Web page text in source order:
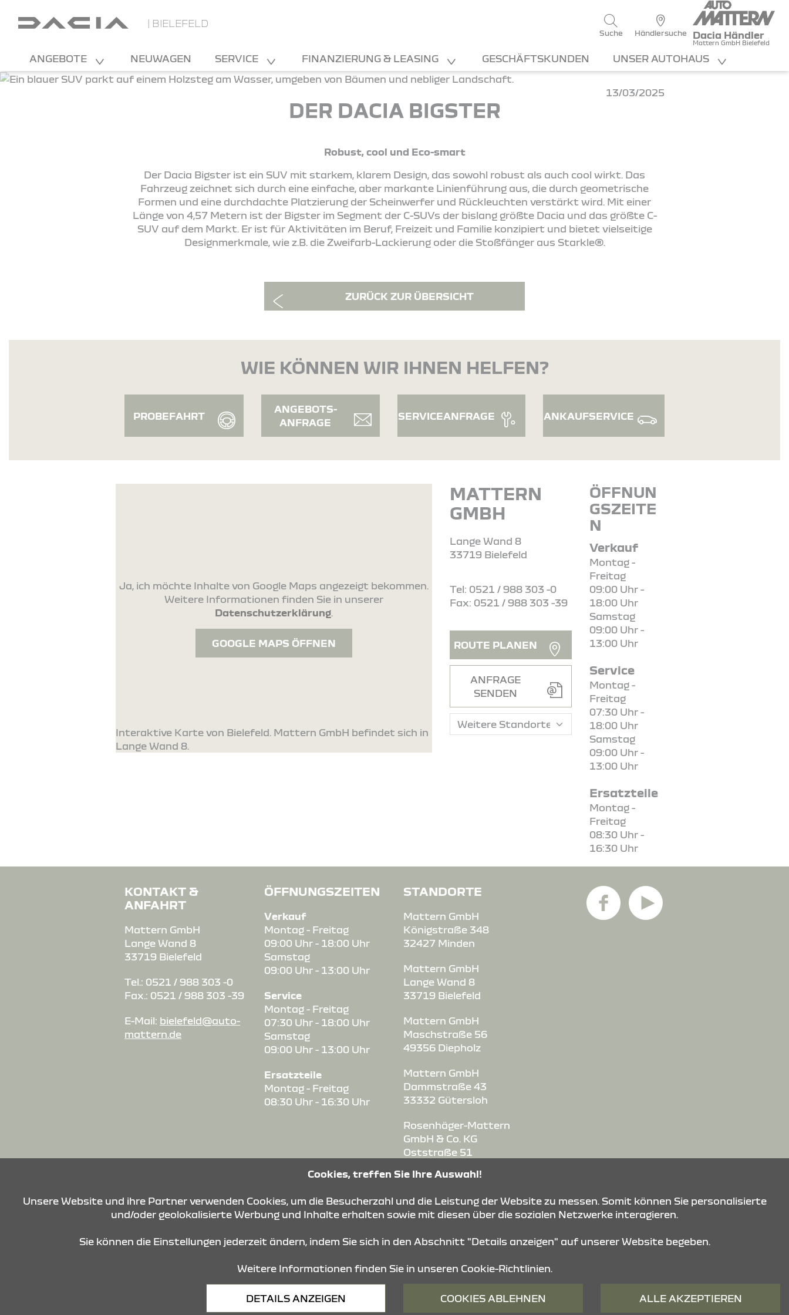
| BIELEFELD
Suche Händlersuche Dacia Händler
Mattern GmbH Bielefeld
ANGEBOTE NEUWAGEN SERVICE FINANZIERUNG & LEASING GESCHÄFTSKUNDEN UNSER AUTOHAUS
13/03/2025
DER DACIA BIGSTER
Robust, cool und Eco-smart
Der Dacia Bigster ist ein SUV mit starkem, klarem Design, das sowohl robust als auch cool wirkt. Das
Fahrzeug zeichnet sich durch eine einfache, aber markante Linienführung aus, die durch geometrische
Formen und eine durchdachte Platzierung der Scheinwerfer und Rückleuchten verstärkt wird. Mit einer
Länge von 4,57 Metern ist der Bigster im Segment der C-SUVs der bislang größte Dacia und das größte C-
SUV auf dem Markt. Er ist für Aktivitäten im Beruf, Freizeit und Familie konzipiert und bietet vielseitige
Designmerkmale, wie z.B. die Zweifarb-Lackierung oder die Stoßfänger aus Starkle®.
ZURÜCK ZUR ÜBERSICHT
WIE KÖNNEN WIR IHNEN HELFEN?
PROBEFAHRT
ANGEBOTS-
ANFRAGE
SERVICEANFRAGE ANKAUFSERVICE
Ja, ich möchte Inhalte von Google Maps angezeigt bekommen.
Weitere Informationen finden Sie in unserer
Datenschutzerklärung.
GOOGLE MAPS ÖFFNEN
Interaktive Karte von Bielefeld. Mattern GmbH befindet sich in
Lange Wand 8.
MATTERN
GMBH
Lange Wand 8
33719 Bielefeld
Tel: 0521 / 988 303 -0
Fax: 0521 / 988 303 -39
ROUTE PLANEN
ANFRAGE
SENDEN
ÖFFNUN
GSZEITE
N
Verkauf
Montag -
Freitag
09:00 Uhr -
18:00 Uhr
Samstag
09:00 Uhr -
13:00 Uhr
Service
Montag -
Freitag
07:30 Uhr -
18:00 Uhr
Samstag
09:00 Uhr -
13:00 Uhr
Ersatzteile
Montag -
Freitag
08:30 Uhr -
16:30 Uhr
KONTAKT &
ANFAHRT
Mattern GmbH
Lange Wand 8
33719 Bielefeld
Tel.: 0521 / 988 303 -0
Fax.: 0521 / 988 303 -39
E-Mail: bielefeld@auto-
mattern.de
ÖFFNUNGSZEITEN
Verkauf
Montag - Freitag
09:00 Uhr - 18:00 Uhr
Samstag
09:00 Uhr - 13:00 Uhr
Service
Montag - Freitag
07:30 Uhr - 18:00 Uhr
Samstag
09:00 Uhr - 13:00 Uhr
Ersatzteile
Montag - Freitag
08:30 Uhr - 16:30 Uhr
STANDORTE
Mattern GmbH
Königstraße 348
32427 Minden
Mattern GmbH
Lange Wand 8
33719 Bielefeld
Mattern GmbH
Maschstraße 56
49356 Diepholz
Mattern GmbH
Dammstraße 43
33332 Gütersloh
Rosenhäger-Mattern
GmbH & Co. KG
Oststraße 51
Herringhausen
Mattern GmbH
Oststraße 15
Cookies Barrierefreiheit © 2026 Dacia
Cookies, treffen Sie Ihre Auswahl!
Unsere Website und ihre Partner verwenden Cookies, um die Besucherzahl und die Leistung der Website zu messen. Somit können Sie personalisierte
und/oder geolokalisierte Werbung und Inhalte erhalten sowie mit diesen über die sozialen Netzwerke interagieren.
Sie können die Einstellungen jederzeit ändern, indem Sie sich in den Abschnitt "Details anzeigen" auf unserer Website begeben.
Weitere Informationen finden Sie in unseren Cookie-Richtlinien.
DETAILS ANZEIGEN COOKIES ABLEHNEN ALLE AKZEPTIEREN